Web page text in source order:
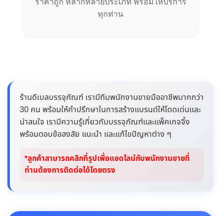
ทุกท่าน
ร้านดีเบลบรรจุภัณฑ์ เรามีทีมพนักงานขายมืออาชีพมากกว่า
30 คน พร้อมให้คำปรึกษาในการสร้างแบรนด์ให้โดดเด่นและ
น่าสนใจ เรามีความรู้เกี่ยวกับบรรจุภัณฑ์และแพ็คเกจจิ้ง
พร้อมตอบข้อสงสัย แนะนำ และแก้ไขปัญหาต่าง ๆ
*ลูกค้าสามารถคลิกที่รูปเพื่อแอดไลน์กับพนักงานขายที่
ท่านต้องการติดต่อได้โดยตรง